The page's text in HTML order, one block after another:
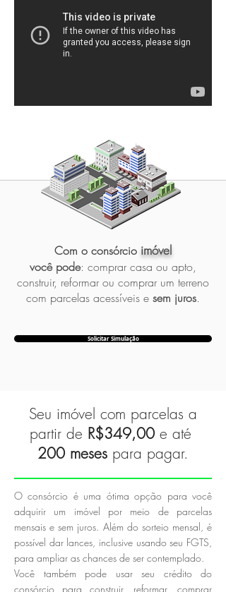
Com o consórcio imóvel
você pode: comprar casa ou apto,
construir, reformar ou comprar um terreno
com parcelas acessíveis e sem juros.
Solicitar Simulação
Seu imóvel com parcelas a
partir de R$349,00e até
200 meses para pagar.
O consórcio é uma ótima opção para você
adquirir um imóvel por meio de parcelas
mensais e sem juros. Além do sorteio mensal, é
possível dar lances, inclusive usando seu FGTS,
para ampliar as chances de ser contemplado.
Você também pode usar seu crédito do
consórcio para construir, reformar, comprar